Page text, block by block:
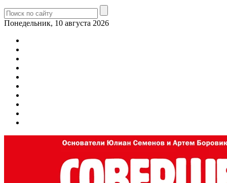
Понедельник, 10 августа 2026